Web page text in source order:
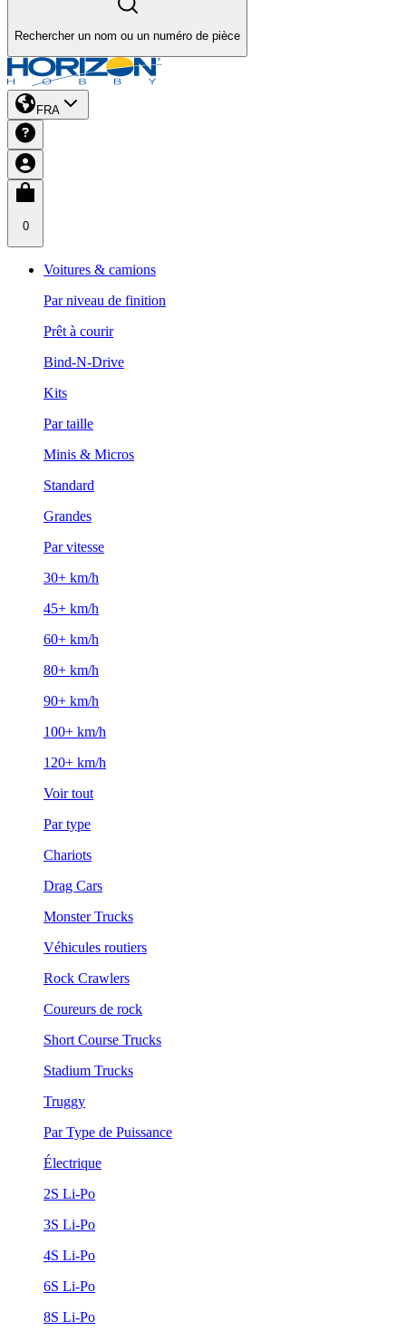
Rechercher un nom ou un numéro de pièce
FRA
0
Voitures & camions
Par niveau de finition
Prêt à courir
Bind-N-Drive
Kits
Par taille
Minis & Micros
Standard
Grandes
Par vitesse
30+ km/h
45+ km/h
60+ km/h
80+ km/h
90+ km/h
100+ km/h
120+ km/h
Voir tout
Par type
Chariots
Drag Cars
Monster Trucks
Véhicules routiers
Rock Crawlers
Coureurs de rock
Short Course Trucks
Stadium Trucks
Truggy
Par Type de Puissance
Électrique
2S Li-Po
3S Li-Po
4S Li-Po
6S Li-Po
8S Li-Po